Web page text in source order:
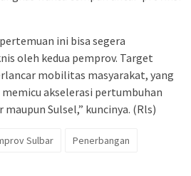
ini bisa segera
oleh kedua pemprov. Target
mobilitas masyarakat, yang
akselerasi pertumbuhan
Sulsel,” kuncinya. (Rls)
Sulbar
Penerbangan